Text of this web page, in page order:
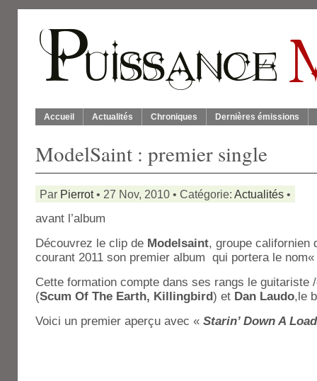
Accueil Actualités Chroniques Dernières émissions
ModelSaint : premier single
Par Pierrot• 27 Nov, 2010 • Catégorie: Actualités •
avant l’album
Découvrez le clip de Modelsaint, groupe californien
courant 2011 son premier album qui portera le nom«
Cette formation compte dans ses rangs le guitariste
(Scum Of The Earth, Killingbird) et Dan Laudo,le
Voici un premier aperçu avec « Starin’ Down A